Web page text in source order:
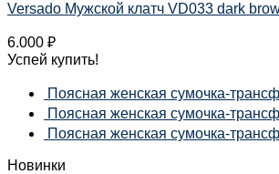
Versado Мужской клатч VD033 dark
6.000 ₽
Успей купить!
Поясная женская сумочка-
Поясная женская сумочка-
Поясная женская сумочка-
Новинки